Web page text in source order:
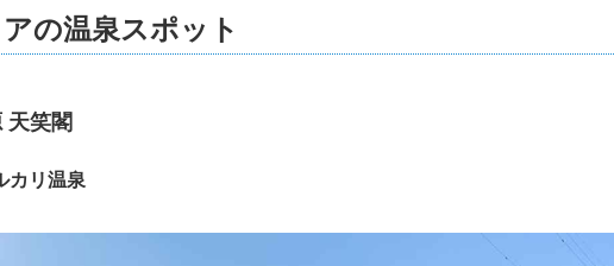
の温泉スポット
天笑閣
カリ温泉